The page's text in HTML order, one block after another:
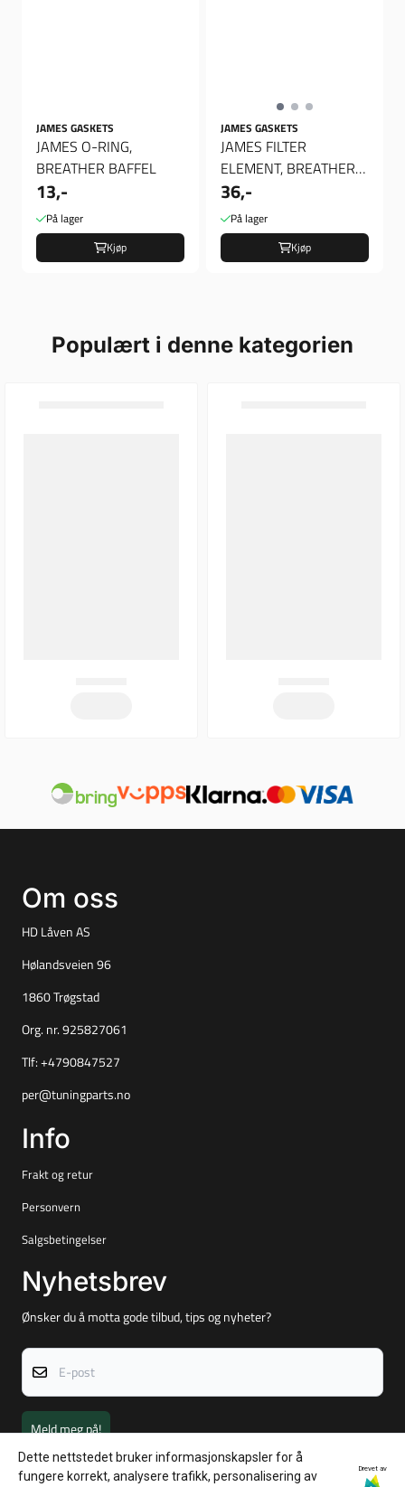
JAMES GASKETS
JAMES O-RING,
BREATHER BAFFEL
13,-
På lager
Kjøp
JAMES GASKETS
JAMES FILTER
ELEMENT, BREATHER
BAFFLE, Breather filter
36,-
På lager
Kjøp
Populært i denne kategorien
Hølandsveien 96
per@tuningparts.no
Info
Frakt og retur
Personvern
Salgsbetingelser
Nyhetsbrev
Ønsker du å motta gode tilbud, tips og nyheter?
E-post
Meld meg på!
Dette nettstedet bruker informasjonskapsler for å
fungere korrekt, analysere trafikk, personalisering av
Drevet av